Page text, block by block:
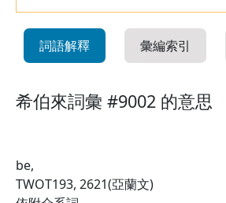
詞語解釋 彙編索引
希伯來詞彙 #9002 的意思
be,
TWOT193, 2621(亞蘭文)